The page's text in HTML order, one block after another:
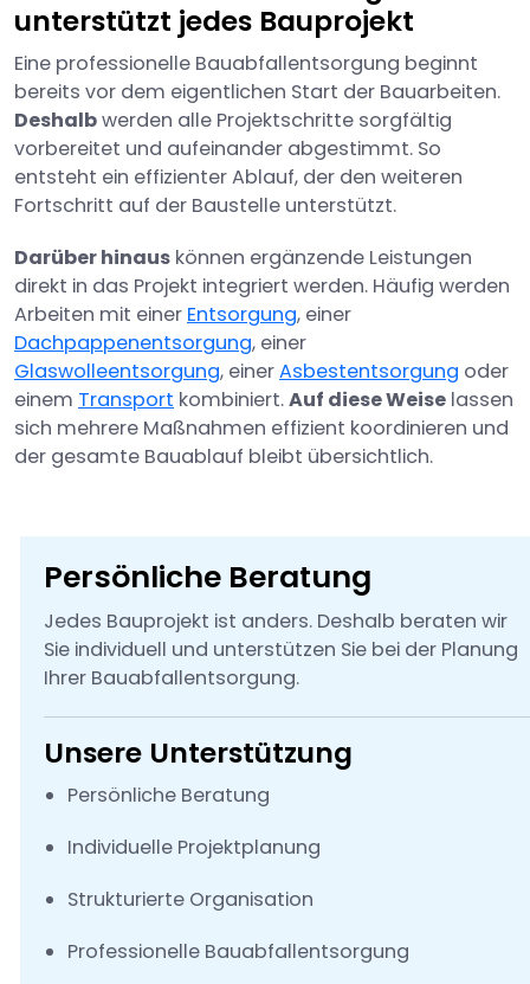
unterstützt jedes Bauprojekt
Eine professionelle Bauabfallentsorgung beginnt
bereits vor dem eigentlichen Start der Bauarbeiten.
Deshalbwerden alle Projektschritte sorgfältig
vorbereitet und aufeinander abgestimmt. So
entsteht ein effizienter Ablauf, der den weiteren
Fortschritt auf der Baustelle unterstützt.
Darüber hinaus können ergänzende Leistungen
direkt in das Projekt integriert werden. Häufig werden
Arbeiten mit einer Entsorgung, einer
Dachpappenentsorgung, einer
Glaswolleentsorgung, einerAsbestentsorgung oder
einem Transport kombiniert.Auf diese Weise lassen
sich mehrere Maßnahmen effizient koordinieren und
der gesamte Bauablauf bleibt übersichtlich.
Persönliche Beratung
Jedes Bauprojekt ist anders. Deshalb beraten wir
Sie individuell und unterstützen Sie bei der Planung
Ihrer Bauabfallentsorgung.
Unsere Unterstützung
Persönliche Beratung
Individuelle Projektplanung
Strukturierte Organisation
Professionelle Bauabfallentsorgung